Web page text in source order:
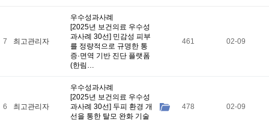
7 최고관리자
우수성과사례
[2025년 보건의료 우수성
과사례 30선] 민감성 피부
를 정량적으로 규명한 통
증·면역 기반 진단 플랫폼
(한림…
461 02-09
6 최고관리자
우수성과사례
[2025년 보건의료 우수성
과사례 30선] 두피 환경 개
선을 통한 탈모 완화 기술
478 02-09